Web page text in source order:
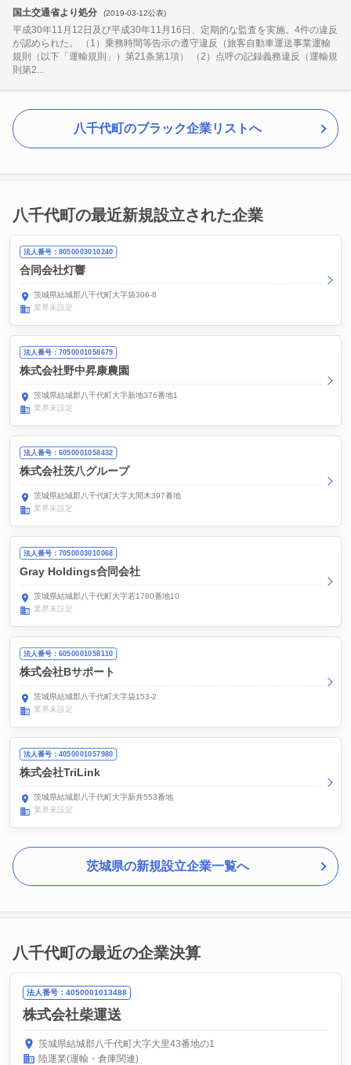
国土交通省より処分 (2019-03-12公表)
平成30年11月12日及び平成30年11月16日、定期的な監査を実施。4件の違反
が認められた。 （1）乗務時間等告示の遵守違反（旅客自動車運送事業運輸
規則（以下「運輸規則」）第21条第1項） （2）点呼の記録義務違反（運輸規
則第2...
八千代町のブラック企業リストへ
八千代町の最近新規設立された企業
法人番号：8050003010240
合同会社灯響
茨城県結城郡八千代町大字袋306-8
業界未設定
法人番号：7050001058679
株式会社野中昇康農園
茨城県結城郡八千代町大字新地376番地1
業界未設定
法人番号：6050001058432
株式会社茨八グループ
茨城県結城郡八千代町大字大間木397番地
業界未設定
法人番号：7050003010068
Gray Holdings合同会社
茨城県結城郡八千代町大字若1780番地10
業界未設定
法人番号：6050001058110
株式会社Bサポート
茨城県結城郡八千代町大字袋153-2
業界未設定
法人番号：4050001057980
株式会社TriLink
茨城県結城郡八千代町大字新井553番地
業界未設定
茨城県の新規設立企業一覧へ
八千代町の最近の企業決算
法人番号：4050001013488
株式会社柴運送
茨城県結城郡八千代町大字大里43番地の1
陸運業(運輸・倉庫関連)